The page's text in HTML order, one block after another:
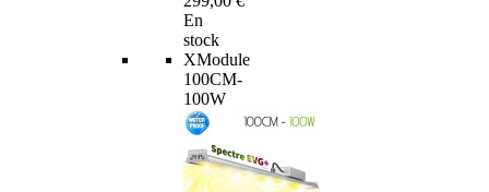
En
stock
XModule
100CM-
100W